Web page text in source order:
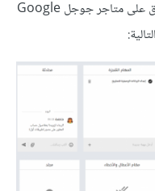
تعمل منصة أنا على تنظيم مهام نشر التطبيق على متاجر جوجل Google